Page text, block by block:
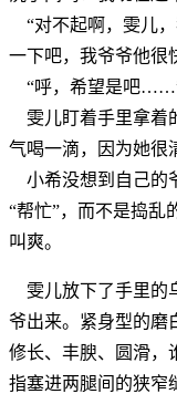
“对不起啊，雯儿
一下吧，我爷爷他很
“呼，希望是吧……”
雯儿盯着手里拿着
气喝一滴，因为她很
小希没想到自己的
“帮忙”，而不是捣乱
叫爽。
雯儿放下了手里的
爷出来。紧身型的磨
修长、丰腴、圆滑，
指塞进两腿间的狭窄